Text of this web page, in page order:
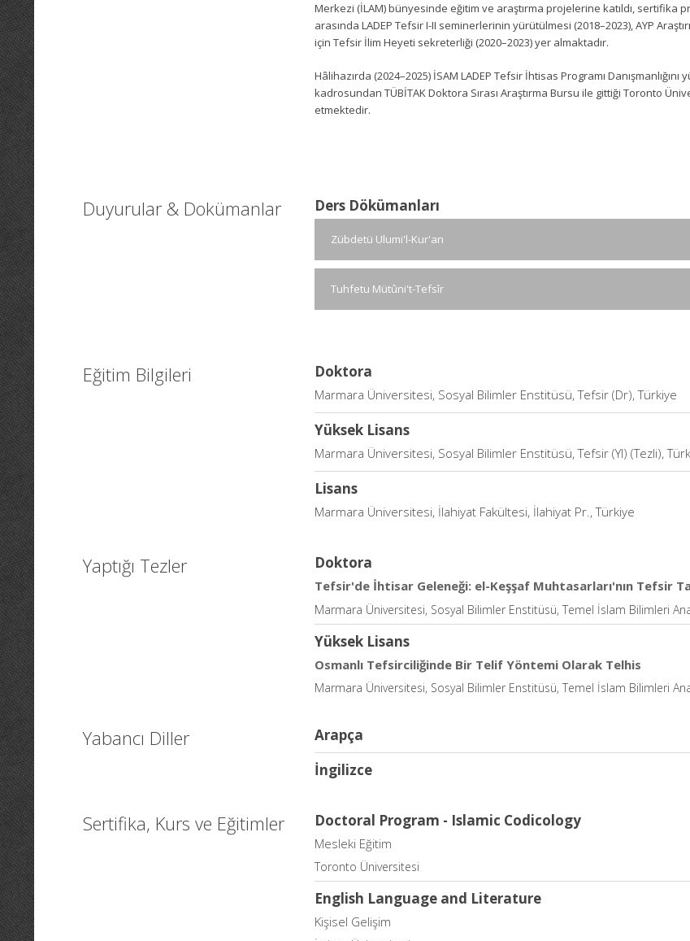
Merkezi (İLAM) bünyesinde eğitim ve araştırma projelerine katıldı, sertifika
arasında LADEP Tefsir I-II seminerlerinin yürütülmesi (2018–2023), AYP
için Tefsir İlim Heyeti sekreterliği (2020–2023) yer almaktadır.
Hâlihazırda (2024–2025) İSAM LADEP Tefsir İhtisas Programı
kadrosundan TÜBİTAK Doktora Sırası Araştırma Bursu ile gittiği Toronto
etmektedir.
Duyurular & Dokümanlar Ders Dökümanları
Zübdetü Ulumi'l-Kur'an
Tuhfetu Mütûni't-Tefsîr
Eğitim Bilgileri Doktora
Marmara Üniversitesi, Sosyal Bilimler Enstitüsü, Tefsir (Dr), Türkiye
Yüksek Lisans
Marmara Üniversitesi, Sosyal Bilimler Enstitüsü, Tefsir (Yl) (Tezli),
Lisans
Marmara Üniversitesi, İlahiyat Fakültesi, İlahiyat Pr., Türkiye
Yaptığı Tezler Doktora
Tefsir'de İhtisar Geleneği: el-Keşşaf Muhtasarları'nın Tefsir
Marmara Üniversitesi, Sosyal Bilimler Enstitüsü, Temel İslam Bilimleri
Yüksek Lisans
Osmanlı Tefsirciliğinde Bir Telif Yöntemi Olarak Telhis
Marmara Üniversitesi, Sosyal Bilimler Enstitüsü, Temel İslam Bilimleri
Yabancı Diller Arapça
İngilizce
Sertifika, Kurs ve Eğitimler Doctoral Program - Islamic Codicology
Mesleki Eğitim
Toronto Üniversitesi
English Language and Literature
Kişisel Gelişim